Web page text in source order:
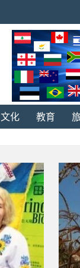
文化 教育